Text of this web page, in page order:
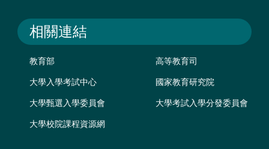
相關連結
教育部 高等教育司
大學入學考試中心 國家教育研究院
大學甄選入學委員會 大學考試入學分發委員會
大學校院課程資源網